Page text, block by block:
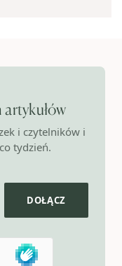
i czytelników i
tydzień.